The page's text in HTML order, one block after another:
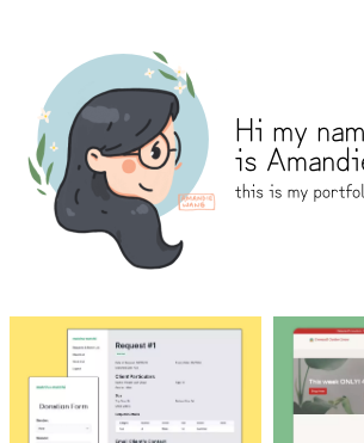
Amandie
Wang:
Portfolio